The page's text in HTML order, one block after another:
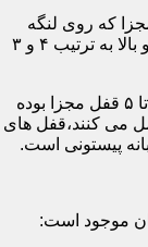
که روی لنگه
درب نصب می گردد به این صورت که قفل پایین و بالا به ترتیب ۴ و ۳
قفل مولتی پوینت:یا همان قفل مرکزی،ترکیب ۳ تا ۵ قفل مجزا بوده
می کنند،قفل های
موجود است: